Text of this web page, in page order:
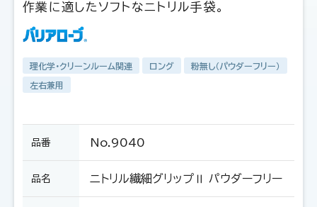
作業に適したソフトなニトリル手袋。
理化学・クリーンルーム関連 ロング 粉無し（パウダーフリー）
左右兼用
品番 No.9040
品名 ニトリル繊細グリップⅡ パウダーフリー